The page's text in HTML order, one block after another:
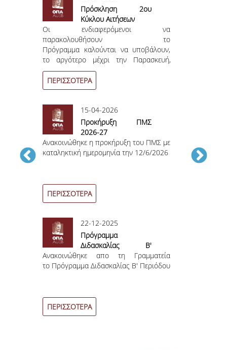
το
Πρόσκληση 2ου
Κύκλου Αιτήσεων
Οι ενδιαφερόμενοι να
παρακολουθήσουν το
Πρόγραμμα καλούνται να υποβάλουν,
το αργότερο μέχρι την
Παρασκευή,
11 Σεπτεμβρίου 2026,
απαραίτητα δικαιολογητικά.
ΠΕΡΙΣΣΟΤΕΡΑ
15-04-2026
Προκήρυξη ΠΜΣ
2026-27
Ανακοινώθηκε η προκήρυξη του ΠΜΣ με
καταληκτική ημερομηνία την 12/6/2026
ΠΕΡΙΣΣΟΤΕΡΑ
22-12-2025
Πρόγραμμα
Διδασκαλίας Β'
Περιόδου
Ανακοινώθηκε απο τη Γραμματεία
το Πρόγραμμα Διδασκαλίας Β' Περιόδου
ΠΕΡΙΣΣΟΤΕΡΑ